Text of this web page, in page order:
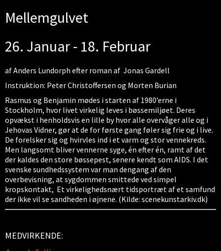
Mellemgulvet
26. Januar - 18. Februar
af Anders Lundorph efter roman af Jonas Gardell
Instruktion: Peter Christoffersen og Morten Burian
Rasmus og Benjamin mødes i starten af 1980’erne i
Stockholm, hvor livet virkelig leves i bøssemiljøet. Deres
opvækst i henholdsvis en lille by hvor alle overvåger alle og i
Jehovas Vidner, gør at de for første gang føler sig frie og i live.
De forelsker sig og hvirvles ind i et varm og stor vennekreds.
Men langsomt bliver vennerne syge, én efter én, ramt af det
der kaldes den store bøssepest, senere kendt som AIDS. I det
svenske sundhedssystem var man dengang af den
overbevisning, at sygdommen smittede ved simpel
kropskontakt, Et virkelighedsnært tidsportræt af et samfund
der ikke vil se sandheden i øjnene. (Kilde: scenekunstarkiv.dk)
MEDVIRKENDE: